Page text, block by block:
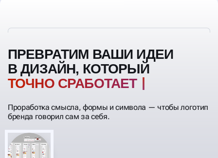
ПРЕВРАТИМ ВАШИ ИДЕИ
В ДИЗАЙН, КОТОРЫЙ
ТОЧНО СРАБ
Проработка смысла, формы и символа — чтобы логотип
бренда говорил сам за себя.